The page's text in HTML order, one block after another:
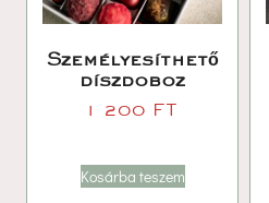
Személyesíthető
díszdoboz
1 200 FT
Kosárba teszem